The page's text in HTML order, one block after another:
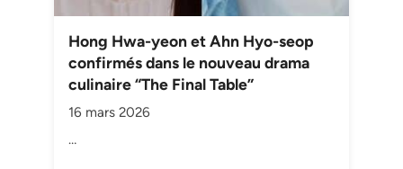
Hong Hwa-yeon et Ahn Hyo-seop
confirmés dans le nouveau drama
culinaire “The Final Table”
16 mars 2026
…